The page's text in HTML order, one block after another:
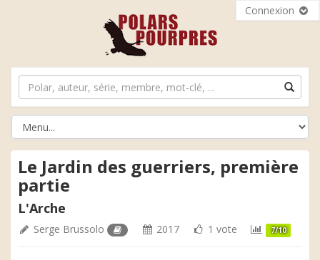
Connexion
Le Jardin des guerriers, première
partie
L'Arche
Serge Brussolo 2017 1 vote 7/10